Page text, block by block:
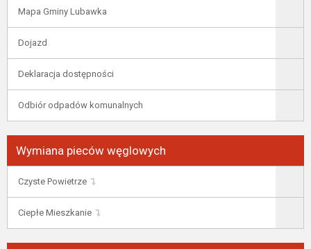
Mapa Gminy Lubawka
Dojazd
Deklaracja dostępności
Odbiór odpadów komunalnych
Wymiana pieców węglowych
Czyste Powietrze
Ciepłe Mieszkanie